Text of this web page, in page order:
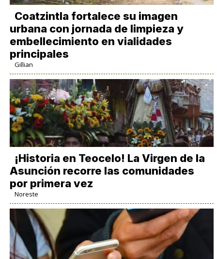
Coatzintla fortalece su imagen
urbana con jornada de limpieza y
embellecimiento en vialidades
principales
Gillian
​¡Historia en Teocelo! La Virgen de la
Asunción recorre las comunidades
por primera vez
Noreste